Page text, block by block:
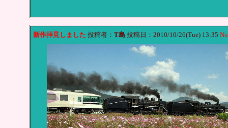
新作拝見しました 投稿者： T島 投稿日：2010/10/26(Tue) 13:35